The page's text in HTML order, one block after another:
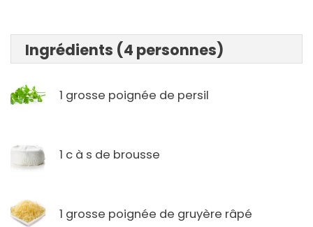
Ingrédients (4 personnes)
1 grosse poignée de persil
1 c à s de brousse
1 grosse poignée de gruyère râpé